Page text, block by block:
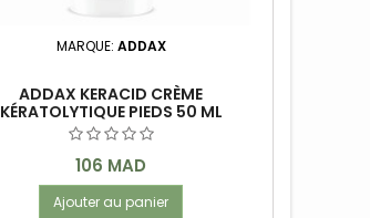
MARQUE: ADDAX
ADDAX KERACID CRÈME
KÉRATOLYTIQUE PIEDS 50 ML
Prix
106 MAD
Ajouter au panier